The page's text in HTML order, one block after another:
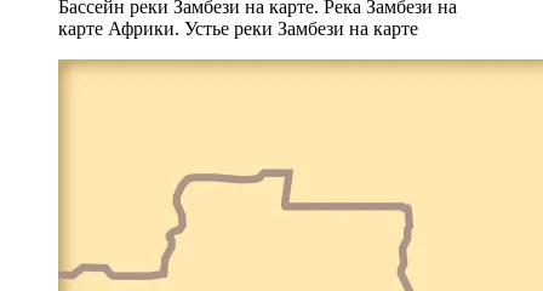
Бассейн реки Замбези на карте. Река Замбези на
карте Африки. Устье реки Замбези на карте